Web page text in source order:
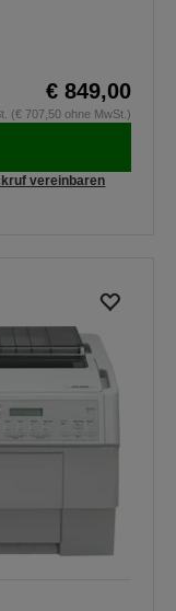
€ 849,00
(€ 707,50 ohne MwSt.)
vereinbaren